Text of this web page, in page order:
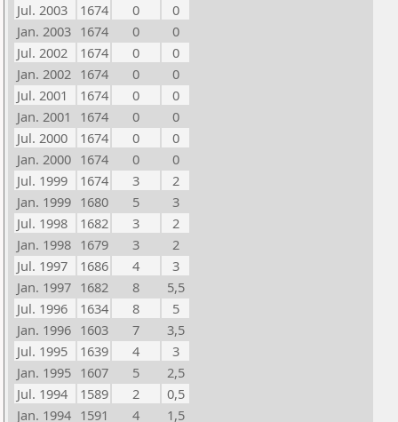
Jul. 2003
1674 0
0
Jan. 2003 1674 0
0
Jul. 2002
1674 0
0
Jan. 2002 1674 0
0
Jul. 2001
1674 0
0
Jan. 2001
1674 0
0
Jul. 2000
1674 0
0
Jan. 2000 1674 0
0
Jul. 1999
1674 3
2
Jan. 1999 1680 5
3
Jul. 1998
1682 3
2
Jan. 1998 1679 3
2
Jul. 1997
1686 4
3
Jan. 1997 1682 8
5,5
Jul. 1996
1634 8
5
Jan. 1996 1603 7
3,5
Jul. 1995
1639 4
3
Jan. 1995 1607 5
2,5
Jul. 1994
1589 2
0,5
Jan. 1994 1591 4 1,5